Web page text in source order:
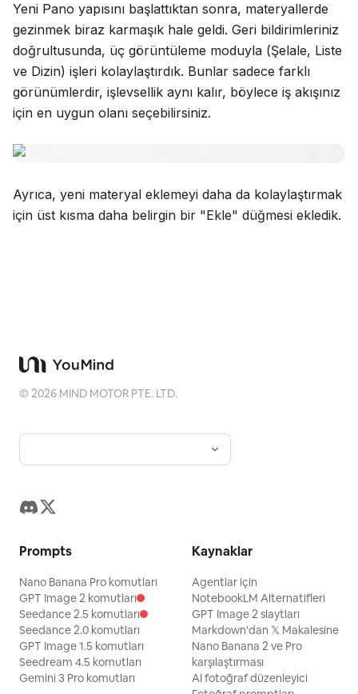
Yeni Pano yapısını başlattıktan sonra, materyallerde
gezinmek biraz karmaşık hale geldi. Geri bildirimleriniz
doğrultusunda, üç görüntüleme moduyla (Şelale, Liste
ve Dizin) işleri kolaylaştırdık. Bunlar sadece farklı
görünümlerdir, işlevsellik aynı kalır, böylece iş akışınız
için en uygun olanı seçebilirsiniz.
Ayrıca, yeni materyal eklemeyi daha da kolaylaştırmak
için üst kısma daha belirgin bir "Ekle" düğmesi ekledik.
©2026 MIND MOTOR PTE. LTD.
Prompts
Nano Banana Pro komutları
GPT Image 2 komutları
Seedance 2.5 komutları
Seedance 2.0 komutları
GPT Image 1.5 komutları
Seedream 4.5 komutları
Gemini 3 Pro komutları
Kaynaklar
Agentlar için
NotebookLM Alternatifleri
GPT Image 2 slaytları
Markdown'dan 𝕏 Makalesine
Nano Banana 2 ve Pro
karşılaştırması
AI fotoğraf düzenleyici